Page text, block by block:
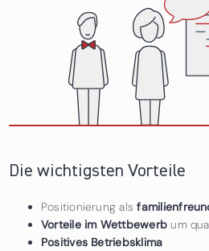
Die wichtigsten Vorteile
Positionierung als
Vorteile im Wettbewerb um
Positives Betriebsklima